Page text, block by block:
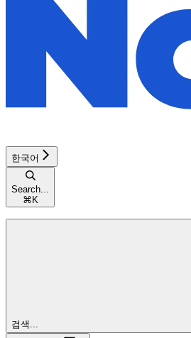
한국어
Search...
⌘ K
검색...